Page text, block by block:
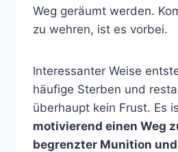
Weg geräumt werden.
zu wehren, ist es vorbei.
Interessanter Weise
häufige Sterben und
überhaupt kein Frust. Es
motivierend einen Weg
begrenzter Munition